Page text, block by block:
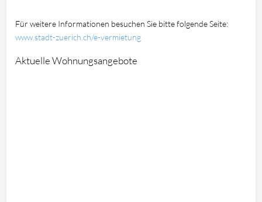
Für weitere Informationen besuchen Sie bitte folgende Seite:
www.stadt-zuerich.ch/e-vermietung
Aktuelle Wohnungsangebote